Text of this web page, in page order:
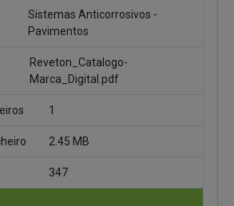
Sistemas Anticorrosivos -
Pavimentos
Reveton_Catalogo-
Marca_Digital.pdf
1
2.45 MB
347